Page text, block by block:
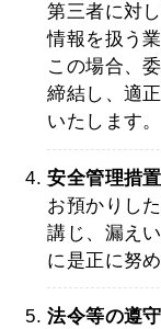
第三者に対
情報を扱う
この場合、
締結し、適
いたします。
安全管理措置
お預かりし
講じ、漏え
に是正に努
法令等の遵守